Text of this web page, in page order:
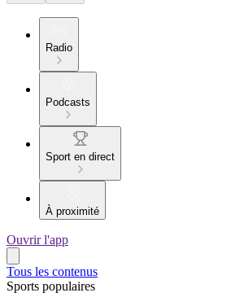
Radio
Podcasts
Sport en direct
À proximité
Ouvrir l'app
Tous les contenus
Sports populaires